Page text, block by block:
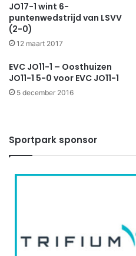
JO17-1 wint 6-
puntenwedstrijd van LSVV
(2-0)
12 maart 2017
EVC JO11-1 – Oosthuizen
JO11-1 5-0 voor EVC JO11-1
5 december 2016
Sportpark sponsor